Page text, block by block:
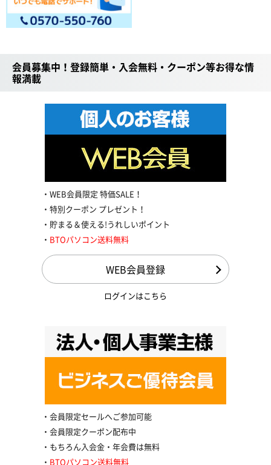
会員募集中！登録簡単・入会無料・クーポン等お得な情
報満載
WEB会員限定 特価SALE！
特別クーポン プレゼント！
貯まる＆使える!うれしいポイント
BTOパソコン送料無料
WEB会員登録
ログインはこちら
会員限定セールへご参加可能
会員限定クーポン配布中
もちろん入会金・年会費は無料
BTOパソコン送料無料